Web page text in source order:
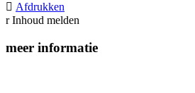
 Afdrukken
r Inhoud melden
meer informatie